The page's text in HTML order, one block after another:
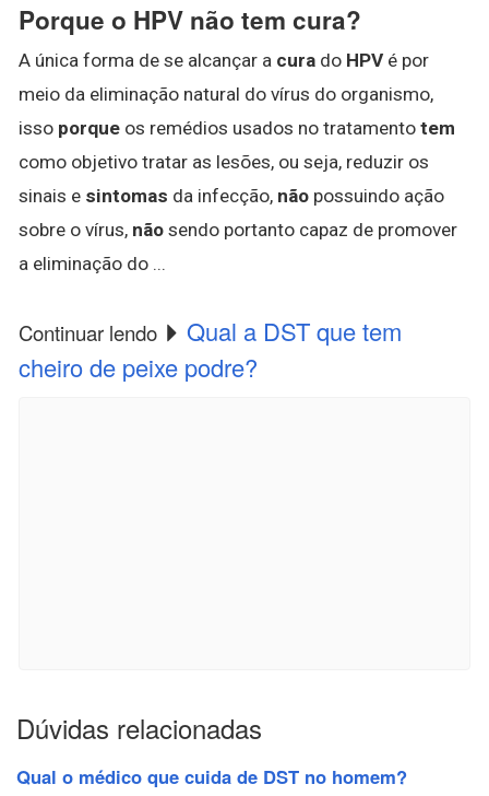
Porque o HPV não tem cura?
A única forma de se alcançar a cura do HPV é por
meio da eliminação natural do vírus do organismo,
isso porque os remédios usados no tratamento tem
como objetivo tratar as lesões, ou seja, reduzir os
sinais e sintomas da infecção, não possuindo ação
sobre o vírus, não sendo portanto capaz de promover
a eliminação do ...
Continuar lendo
Qual a DST que tem
cheiro de peixe podre?
Dúvidas relacionadas
Qual o médico que cuida de DST no homem?